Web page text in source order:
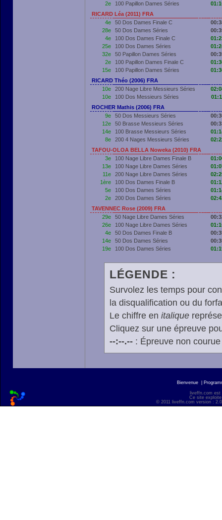
2e
100 Papillon Dames Séries
RICARD Léa (2011) FRA
4e
50 Dos Dames Finale C
28e
50 Dos Dames Séries
4e
100 Dos Dames Finale C
25e
100 Dos Dames Séries
32e
50 Papillon Dames Séries
2e
100 Papillon Dames Finale C
15e
100 Papillon Dames Séries
RICARD Théo (2006) FRA
10e
200 Nage Libre Messieurs Séries
10e
100 Dos Messieurs Séries
ROCHER Mathis (2006) FRA
9e
50 Dos Messieurs Séries
12e
50 Brasse Messieurs Séries
14e
100 Brasse Messieurs Séries
8e
200 4 Nages Messieurs Séries
TAFOU-OLOA BELLA Noweka (2010) FRA
3e
100 Nage Libre Dames Finale B
13e
100 Nage Libre Dames Séries
11e
200 Nage Libre Dames Séries
1ère
100 Dos Dames Finale B
5e
100 Dos Dames Séries
2e
200 Dos Dames Séries
TAVENNEC Rose (2009) FRA
29e
50 Nage Libre Dames Séries
26e
100 Nage Libre Dames Séries
4e
50 Dos Dames Finale B
14e
50 Dos Dames Séries
19e
100 Dos Dames Séries
LÉGENDE :
Survolez les temps pour
la disqualification ou du
Le chiffre en italique
Cliquez sur une épreuve
--:--.--: Épreuve non
Bienvenue
liveffn.com est
Ce site
© 2011 liveffn.com version :